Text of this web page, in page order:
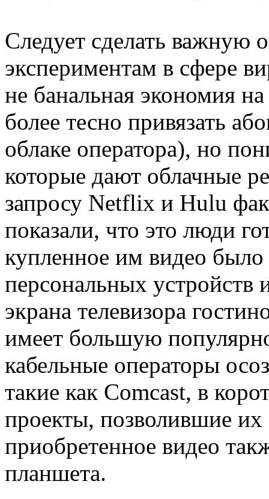
Следует сделать важную
экспериментам в сфере
не банальная экономия
более тесно привязать
облаке оператора), но
которые дают облачные
запросу Netflix и Hulu
показали, что это люди
купленное им видео
персональных устройств
экрана телевизора
имеет большую
кабельные операторы
такие как Comcast, в
проекты, позволившие
приобретенное видео
планшета.